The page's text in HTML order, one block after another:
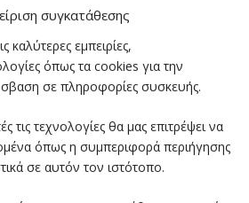
συγκατάθεσης
καλύτερες εμπειρίες,
όπως τα cookies για την
σε πληροφορίες συσκευής.
τις τεχνολογίες θα μας επιτρέψει να
όπως η συμπεριφορά περιήγησης
σε αυτόν τον ιστότοπο.